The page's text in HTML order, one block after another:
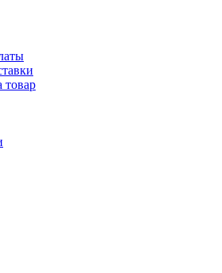
товар